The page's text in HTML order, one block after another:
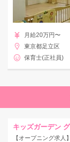
月給20万円〜
東京都足立区
保育士(正社員)